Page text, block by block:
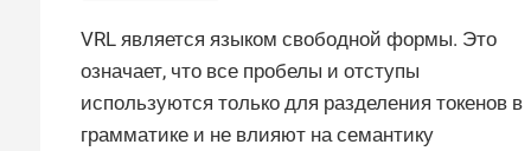
VRL является языком свободной формы. Это
означает, что все пробелы и отступы
используются только для разделения токенов в
грамматике и не влияют на семантику